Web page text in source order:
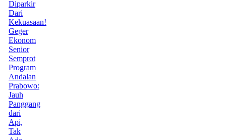
Diparkir
Dari
Kekuasaan!
Geger
Ekonom
Senior
Semprot
Program
Andalan
Prabowo:
Jauh
Panggang
dari
Api,
Tak